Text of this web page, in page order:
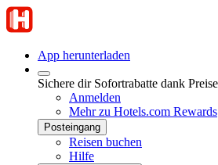
App herunterladen
Sichere dir Sofortrabatte dank
Anmelden
Mehr zu Hotels.com Rewards
Posteingang
Reisen buchen
Hilfe